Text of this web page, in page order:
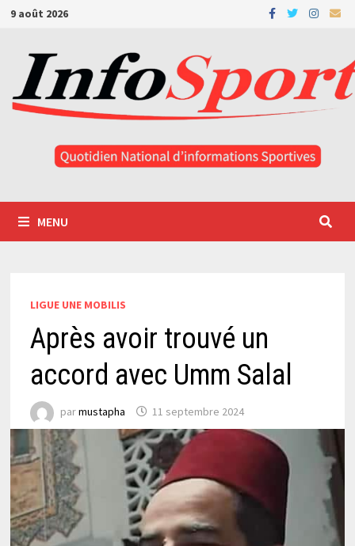
Passer
contenu
9 août 2026
MENU
LIGUE UNE MOBILIS
Après avoir trouvé un
accord avec Umm Salal
parmustapha 11 septembre 2024